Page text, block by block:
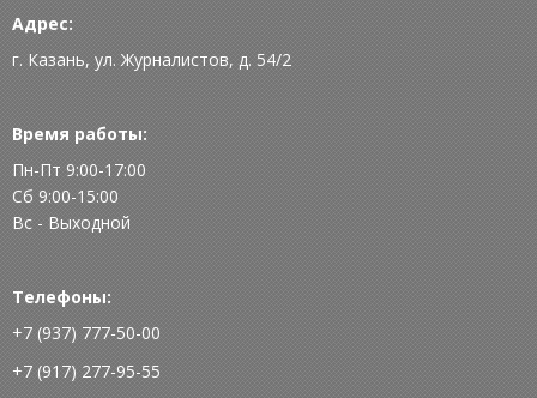
Адрес:
г. Казань, ул. Журналистов, д. 54/2
Время работы:
Пн-Пт 9:00-17:00
Сб 9:00-15:00
Вс - Выходной
Телефоны:
+7 (937) 777-50-00
+7 (917) 277-95-55